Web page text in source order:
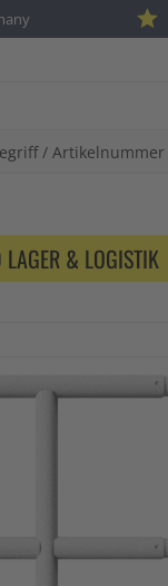
LAGER & LOGISTIK